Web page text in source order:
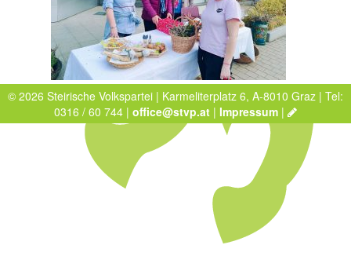
© 2026 Steirische Volkspartei | Karmeliterplatz 6, A-8010 Graz | Tel:
0316 / 60 744 | office@stvp.at | Impressum |